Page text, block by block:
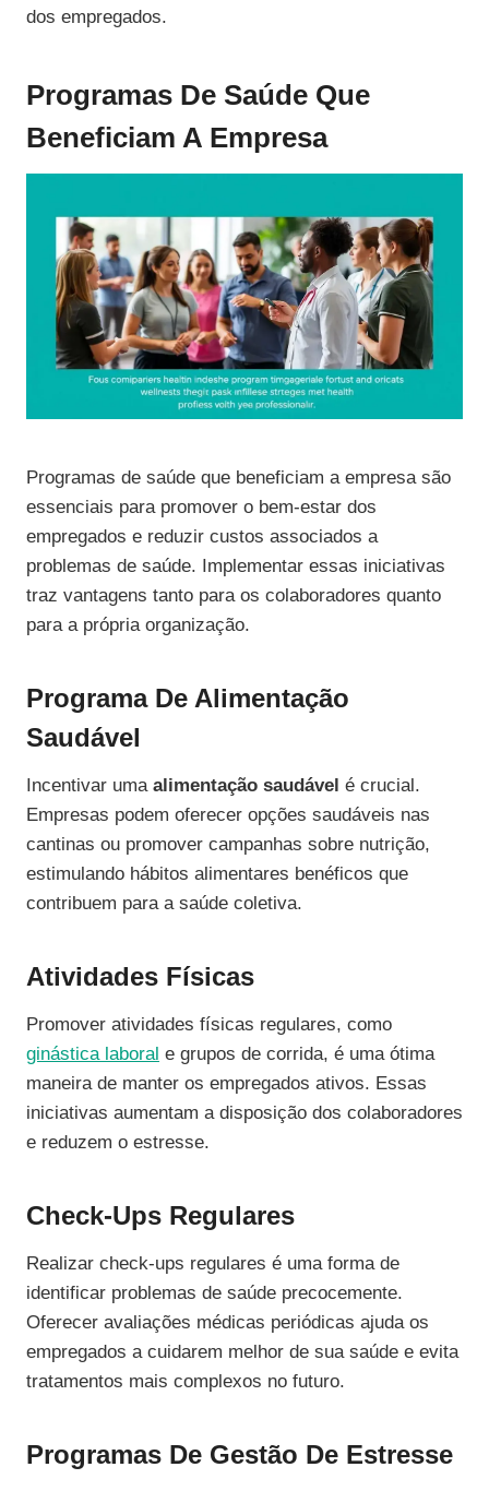
dos empregados.
Programas De Saúde Que
Beneficiam A Empresa
Programas de saúde que beneficiam a empresa são
essenciais para promover o bem-estar dos
empregados e reduzir custos associados a
problemas de saúde. Implementar essas iniciativas
traz vantagens tanto para os colaboradores quanto
para a própria organização.
Programa De Alimentação
Saudável
Incentivar uma alimentação saudável é crucial.
Empresas podem oferecer opções saudáveis nas
cantinas ou promover campanhas sobre nutrição,
estimulando hábitos alimentares benéficos que
contribuem para a saúde coletiva.
Atividades Físicas
Promover atividades físicas regulares, como
ginástica laboral e grupos de corrida, é uma ótima
maneira de manter os empregados ativos. Essas
iniciativas aumentam a disposição dos colaboradores
e reduzem o estresse.
Check-Ups Regulares
Realizar check-ups regulares é uma forma de
identificar problemas de saúde precocemente.
Oferecer avaliações médicas periódicas ajuda os
empregados a cuidarem melhor de sua saúde e evita
tratamentos mais complexos no futuro.
Programas De Gestão De Estresse